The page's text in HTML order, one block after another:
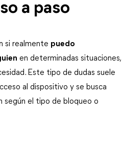
a paso
si realmente puedo
en determinadas situaciones,
Este tipo de dudas suele
al dispositivo y se busca
según el tipo de bloqueo o